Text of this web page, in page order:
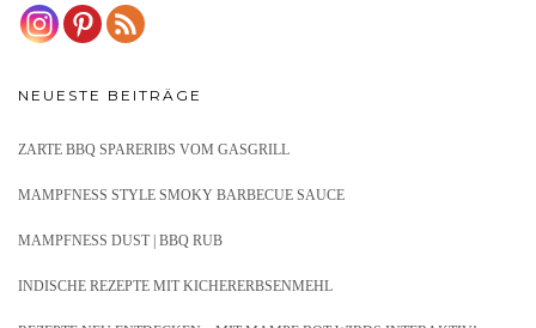
NEUESTE BEITRÄGE
ZARTE BBQ SPARERIBS VOM GASGRILL
MAMPFNESS STYLE SMOKY BARBECUE SAUCE
MAMPFNESS DUST | BBQ RUB
INDISCHE REZEPTE MIT KICHERERBSENMEHL